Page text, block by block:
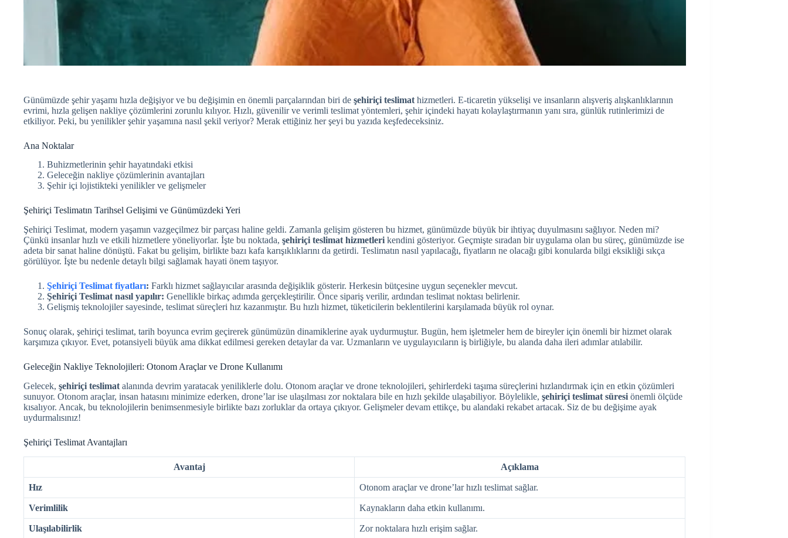
Günümüzde şehir yaşamı hızla değişiyor ve bu değişimin en önemli parçalarından biri de şehiriçi teslimat hizmetleri. E-ticaretin yükselişi ve insanların alışveriş alışkanlıklarının
evrimi, hızla gelişen nakliye çözümlerini zorunlu kılıyor. Hızlı, güvenilir ve verimli teslimat yöntemleri, şehir içindeki hayatı kolaylaştırmanın yanı sıra, günlük rutinlerimizi de
etkiliyor. Peki, bu yenilikler şehir yaşamına nasıl şekil veriyor? Merak ettiğiniz her şeyi bu yazıda keşfedeceksiniz.
Ana Noktalar
Buhizmetlerinin şehir hayatındaki etkisi
Geleceğin nakliye çözümlerinin avantajları
Şehir içi lojistikteki yenilikler ve gelişmeler
Şehiriçi Teslimatın Tarihsel Gelişimi ve Günümüzdeki Yeri
Şehiriçi Teslimat, modern yaşamın vazgeçilmez bir parçası haline geldi. Zamanla gelişim gösteren bu hizmet, günümüzde büyük bir ihtiyaç duyulmasını sağlıyor. Neden mi?
Çünkü insanlar hızlı ve etkili hizmetlere yöneliyorlar. İşte bu noktada, şehiriçi teslimat hizmetleri kendini gösteriyor. Geçmişte sıradan bir uygulama olan bu süreç, günümüzde ise
adeta bir sanat haline dönüştü. Fakat bu gelişim, birlikte bazı kafa karışıklıklarını da getirdi. Teslimatın nasıl yapılacağı, fiyatların ne olacağı gibi konularda bilgi eksikliği sıkça
görülüyor. İşte bu nedenle detaylı bilgi sağlamak hayati önem taşıyor.
Şehiriçi Teslimat fiyatları: Farklı hizmet sağlayıcılar arasında değişiklik gösterir. Herkesin bütçesine uygun seçenekler mevcut.
Şehiriçi Teslimat nasıl yapılır: Genellikle birkaç adımda gerçekleştirilir. Önce sipariş verilir, ardından teslimat noktası belirlenir.
Gelişmiş teknolojiler sayesinde, teslimat süreçleri hız kazanmıştır. Bu hızlı hizmet, tüketicilerin beklentilerini karşılamada büyük rol oynar.
Sonuç olarak, şehiriçi teslimat, tarih boyunca evrim geçirerek günümüzün dinamiklerine ayak uydurmuştur. Bugün, hem işletmeler hem de bireyler için önemli bir hizmet olarak
karşımıza çıkıyor. Evet, potansiyeli büyük ama dikkat edilmesi gereken detaylar da var. Uzmanların ve uygulayıcıların iş birliğiyle, bu alanda daha ileri adımlar atılabilir.
Geleceğin Nakliye Teknolojileri: Otonom Araçlar ve Drone Kullanımı
Gelecek, şehiriçi teslimat alanında devrim yaratacak yeniliklerle dolu. Otonom araçlar ve drone teknolojileri, şehirlerdeki taşıma süreçlerini hızlandırmak için en etkin çözümleri
sunuyor. Otonom araçlar, insan hatasını minimize ederken, drone’lar ise ulaşılması zor noktalara bile en hızlı şekilde ulaşabiliyor. Böylelikle, şehiriçi teslimat süresi önemli ölçüde
kısalıyor. Ancak, bu teknolojilerin benimsenmesiyle birlikte bazı zorluklar da ortaya çıkıyor. Gelişmeler devam ettikçe, bu alandaki rekabet artacak. Siz de bu değişime ayak
uydurmalısınız!
Şehiriçi Teslimat Avantajları
Avantaj Açıklama
Hız Otonom araçlar ve drone’lar hızlı teslimat sağlar.
Verimlilik Kaynakların daha etkin kullanımı.
Ulaşılabilirlik
Zor noktalara hızlı erişim sağlar.